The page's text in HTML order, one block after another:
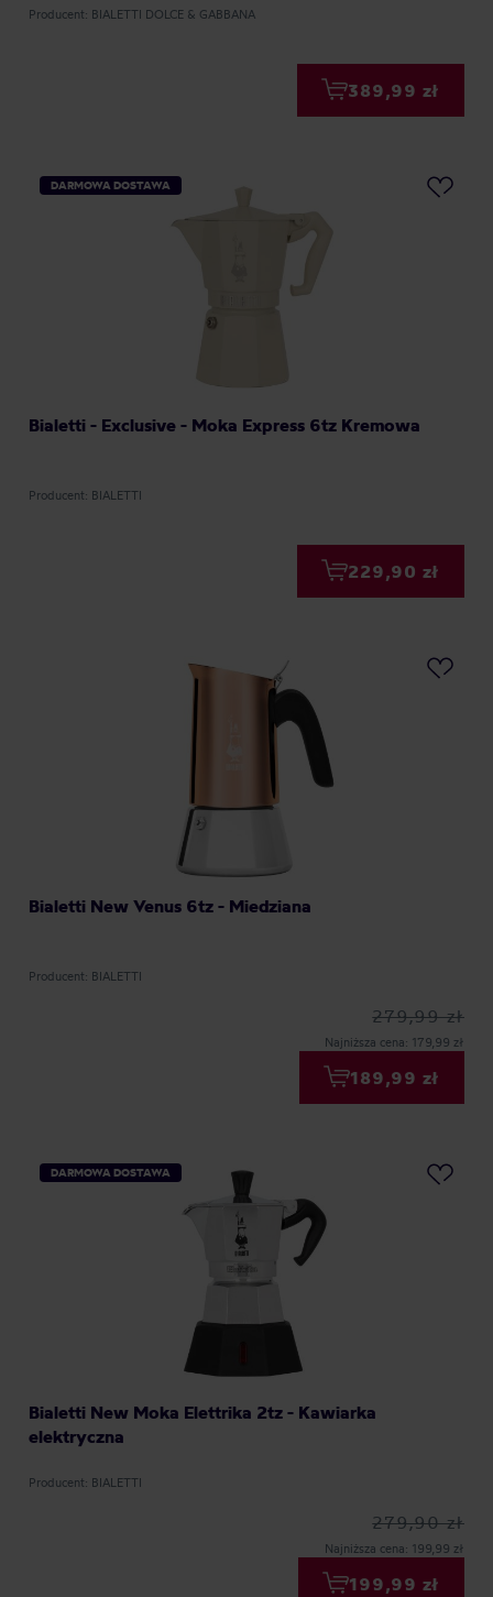
Producent: BIALETTI DOLCE & GABBANA
389,99 zł
DARMOWA DOSTAWA
Bialetti - Exclusive - Moka Express 6tz Kremowa
Producent: BIALETTI
229,90 zł
Bialetti New Venus 6tz - Miedziana
Producent: BIALETTI
279,99 zł
Najniższa cena: 179,99 zł
189,99 zł
DARMOWA DOSTAWA
Bialetti New Moka Elettrika 2tz - Kawiarka
elektryczna
Producent: BIALETTI
279,90 zł
Najniższa cena: 199,99 zł
199,99 zł